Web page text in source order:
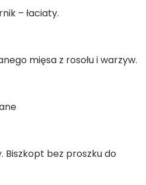
– łaciaty.
mięsa z rosołu i warzyw.
Biszkopt bez proszku do